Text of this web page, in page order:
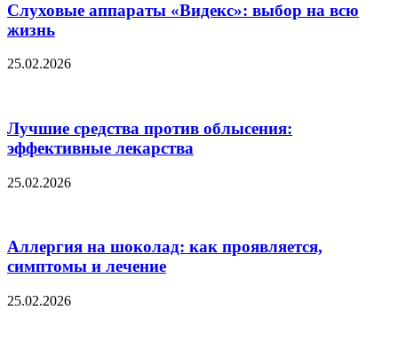
Слуховые аппараты «Видекс»: выбор на всю
жизнь
25.02.2026
Лучшие средства против облысения:
эффективные лекарства
25.02.2026
Аллергия на шоколад: как проявляется,
симптомы и лечение
25.02.2026